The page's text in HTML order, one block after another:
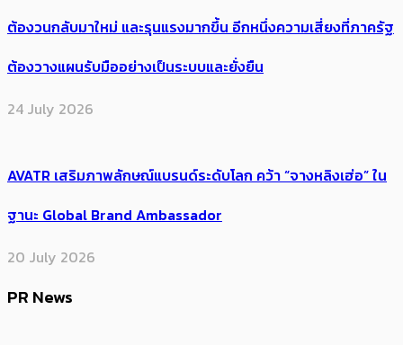
ต้อง​วนกลับมาใหม่ และรุนแรงมากขึ้น อีกหนึ่งความเสี่ยงที่ภาครัฐ
ต้องวางแผนรับมืออย่างเป็นระบบและยั่งยืน
24 July 2026
AVATR เสริมภาพลักษณ์แบรนด์ระดับโลก คว้า “จางหลิงเฮ่อ” ใน
ฐานะ Global Brand Ambassador
20 July 2026
PR News